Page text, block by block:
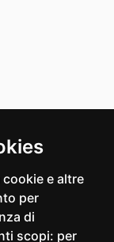
e altre
per
di
scopi: per